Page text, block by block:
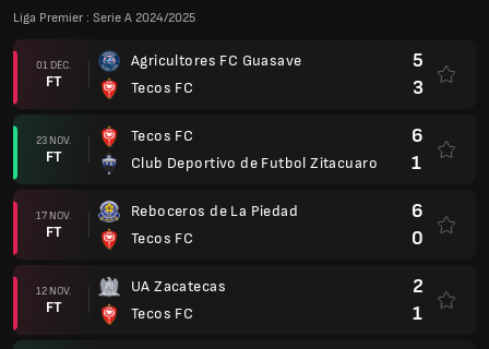
Liga Premier : Serie A 2024/2025
01 DÉC.
FT
Agricultores FC Guasave
Tecos FC
5
3
23 NOV.
FT
Tecos FC
Club Deportivo de Futbol Zitacuaro
6
1
17 NOV.
FT
Reboceros de La Piedad
Tecos FC
6
0
12 NOV.
FT
UA Zacatecas
Tecos FC
2
1